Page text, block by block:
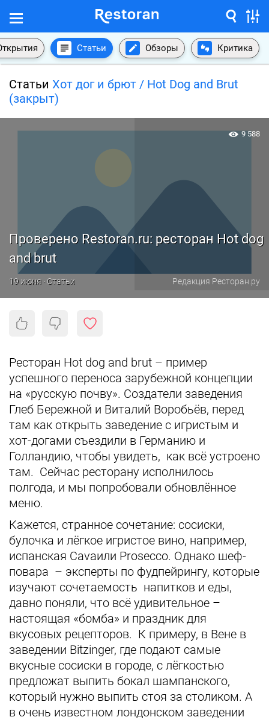
Статьи Обзоры Критика
Статьи Хот дог и брют / Hot Dog and Brut
(закрыт)
Проверено Restoran.ru: ресторан Hot dog
and brut
19 июня · Статьи Редакция Ресторан.ру
9 588
Ресторан Hot dog and brut – пример
успешного переноса зарубежной концепции
на «русскую почву». Создатели заведения
Глеб Бережной и Виталий Воробьёв, перед
там как открыть заведение с игристым и
хот-догами съездили в Германию и
Голландию, чтобы увидеть, как всё устроено
там. Сейчас ресторану исполнилось
полгода, и мы попробовали обновлённое
меню.
Кажется, странное сочетание: сосиски,
булочка и лёгкое игристое вино, например,
испанская Cavaили Prosecco. Однако шеф-
повара – эксперты по фудпейрингу, которые
изучают сочетаемость напитков и еды,
давно поняли, что всё удивительное –
настоящая «бомба» и праздник для
вкусовых рецепторов. К примеру, в Вене в
заведении Bitzinger, где подают самые
вкусные сосиски в городе, с лёгкостью
предложат выпить бокал шампанского,
который нужно выпить стоя за столиком. А
в очень известном лондонском заведении